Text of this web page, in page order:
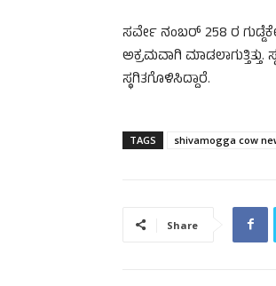
ಸರ್ವೇ ನಂಬರ್ 258 ರ
ಅಕ್ರಮವಾಗಿ
ಸ್ಥಗಿತಗೊಳಿಸಿದ್ದಾರೆ.
TAGS shivamogga cow
Share